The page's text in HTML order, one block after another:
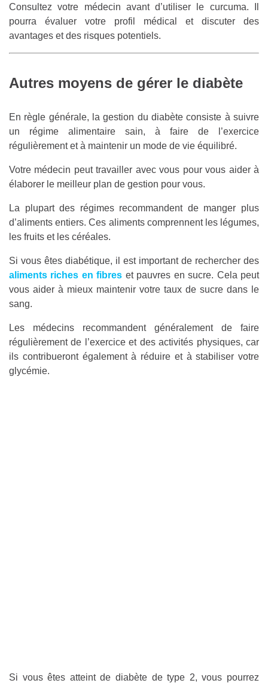
Consultez votre médecin avant d’utiliser le curcuma. Il
pourra évaluer votre profil médical et discuter des
avantages et des risques potentiels.
Autres moyens de gérer le diabète
En règle générale, la gestion du diabète consiste à suivre
un régime alimentaire sain, à faire de l’exercice
régulièrement et à maintenir un mode de vie équilibré.
Votre médecin peut travailler avec vous pour vous aider à
élaborer le meilleur plan de gestion pour vous.
La plupart des régimes recommandent de manger plus
d’aliments entiers. Ces aliments comprennent les légumes,
les fruits et les céréales.
Si vous êtes diabétique, il est important de rechercher des
aliments riches en fibres et pauvres en sucre. Cela peut
vous aider à mieux maintenir votre taux de sucre dans le
sang.
Les médecins recommandent généralement de faire
régulièrement de l’exercice et des activités physiques, car
ils contribueront également à réduire et à stabiliser votre
glycémie.
Si vous êtes atteint de diabète de type 2, vous pourrez